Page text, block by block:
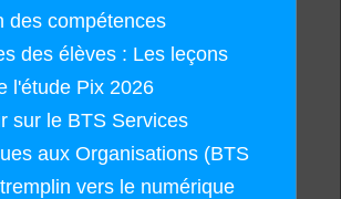
des compétences
des élèves : Les leçons
l'étude Pix 2026
sur le BTS Services
aux Organisations (BTS
vers le numérique